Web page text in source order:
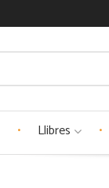
Llibres